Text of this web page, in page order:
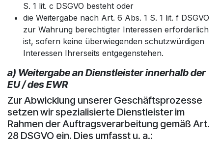
S. 1 lit. c DSGVO besteht oder
die Weitergabe nach Art. 6 Abs. 1 S. 1 lit. f DSGVO
zur Wahrung berechtigter Interessen erforderlich
ist, sofern keine überwiegenden schutzwürdigen
Interessen Ihrerseits entgegenstehen.
a) Weitergabe an Dienstleister innerhalb der
EU / des EWR
Zur Abwicklung unserer Geschäftsprozesse
setzen wir spezialisierte Dienstleister im
Rahmen der Auftragsverarbeitung gemäß Art.
28 DSGVO ein. Dies umfasst u. a.: